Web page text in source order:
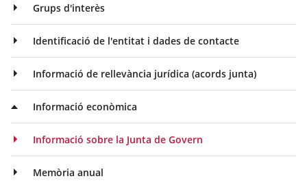
Grups d'interès
Identificació de l'entitat i dades de contacte
Informació de rellevància jurídica (acords junta)
Informació econòmica
Informació sobre la Junta de Govern
Memòria anual